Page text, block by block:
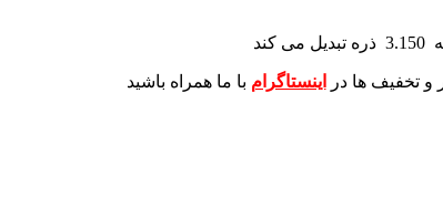
3.150 ذره تبدیل می کند
و تخفیف ها در اینستاگرام با ما همراه باشید